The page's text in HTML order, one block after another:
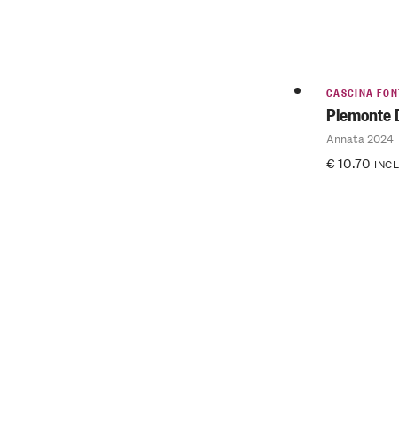
CASCINA
Piemonte
Annata 2024
€10.70